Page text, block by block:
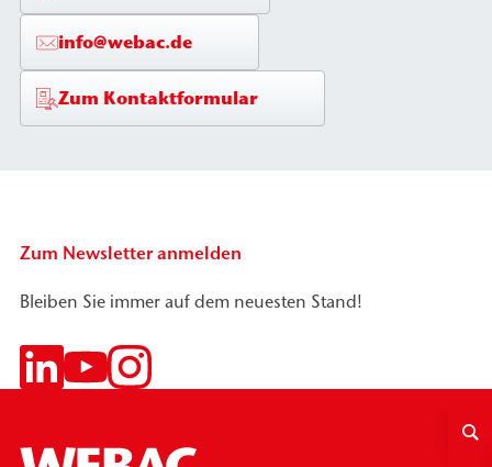
info@webac.de
Zum Kontaktformular
Zum Newsletter anmelden
Bleiben Sie immer auf dem neuesten Stand!